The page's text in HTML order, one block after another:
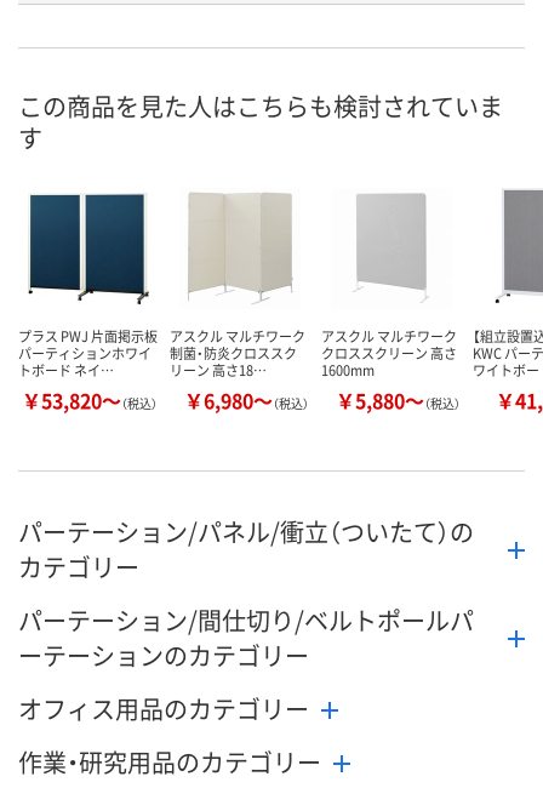
8月9日（日）
この商品を見た人はこちらも検討されていま
す
プラス PWJ 片面掲示板
パーティションホワイ
トボード ネイ…
￥53,820～（税込）
アスクル マルチワーク
制菌・防炎クロススク
リーン 高さ18…
￥6,980～（税込）
アスクル マルチワーク
クロススクリーン 高さ
1600mm
￥5,880～（税込）
【組立設置
KWC パー
ワイトボ
￥
パーテーション/パネル/衝立（ついたて）の
カテゴリー
パーテーション/間仕切り/ベルトポールパ
ーテーションのカテゴリー
オフィス用品のカテゴリー
作業・研究用品のカテゴリー